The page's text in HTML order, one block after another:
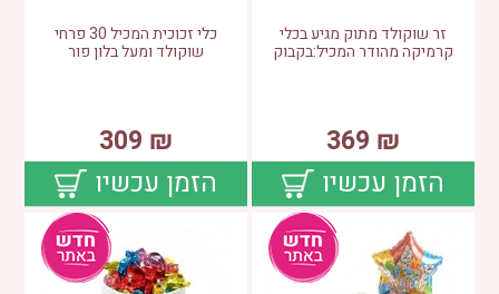
זר שוקולד מתוק מגיע בכלי
קרמיקה מהודר המכיל:בקבוק
₪
369
הזמן עכשיו
כלי זכוכית המכיל 30 פרחי
שוקולד ומעל בלון פור
₪
309
הזמן עכשיו